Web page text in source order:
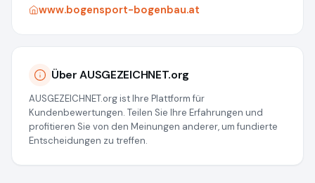
www.bogensport-bogenbau.at
Über AUSGEZEICHNET.org
AUSGEZEICHNET.org ist Ihre Plattform für
Kundenbewertungen. Teilen Sie Ihre Erfahrungen und
profitieren Sie von den Meinungen anderer, um fundierte
Entscheidungen zu treffen.